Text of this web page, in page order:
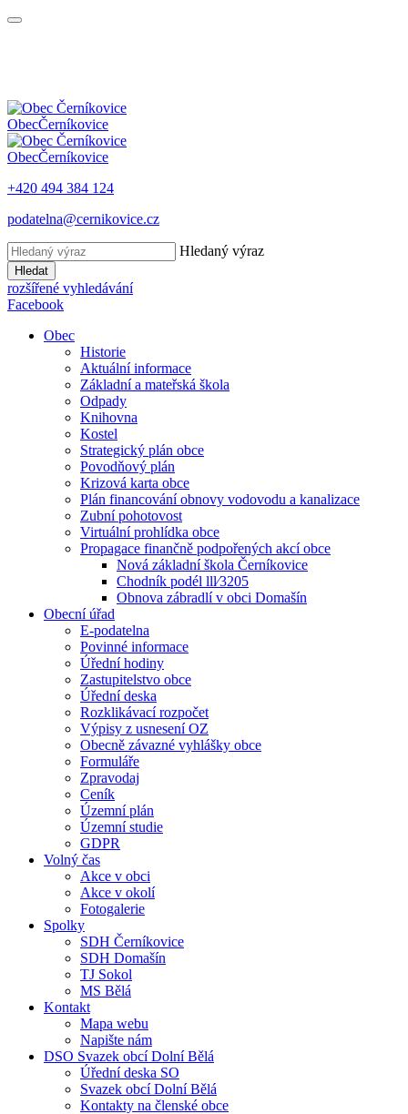
ObecČerníkovice
ObecČerníkovice
+420 494 384 124
podatelna@cernikovice.cz
Hledaný výraz
Hledat
rozšířené vyhledávání
Facebook
Obec
Historie
Aktuální informace
Základní a mateřská škola
Odpady
Knihovna
Kostel
Strategický plán obce
Povodňový plán
Krizová karta obce
Plán financování obnovy vodovodu a kanalizace
Zubní pohotovost
Virtuální prohlídka obce
Propagace finančně podpořených akcí obce
Nová základní škola Černíkovice
Chodník podél lll⁄3205
Obnova zábradlí v obci Domašín
Obecní úřad
E-podatelna
Povinné informace
Úřední hodiny
Zastupitelstvo obce
Úřední deska
Rozklikávací rozpočet
Výpisy z usnesení OZ
Obecně závazné vyhlášky obce
Formuláře
Zpravodaj
Ceník
Územní plán
Územní studie
GDPR
Volný čas
Akce v obci
Akce v okolí
Fotogalerie
Spolky
SDH Černíkovice
SDH Domašín
TJ Sokol
MS Bělá
Kontakt
Mapa webu
Napište nám
DSO Svazek obcí Dolní Bělá
Úřední deska SO
Svazek obcí Dolní Bělá
Kontakty na členské obce